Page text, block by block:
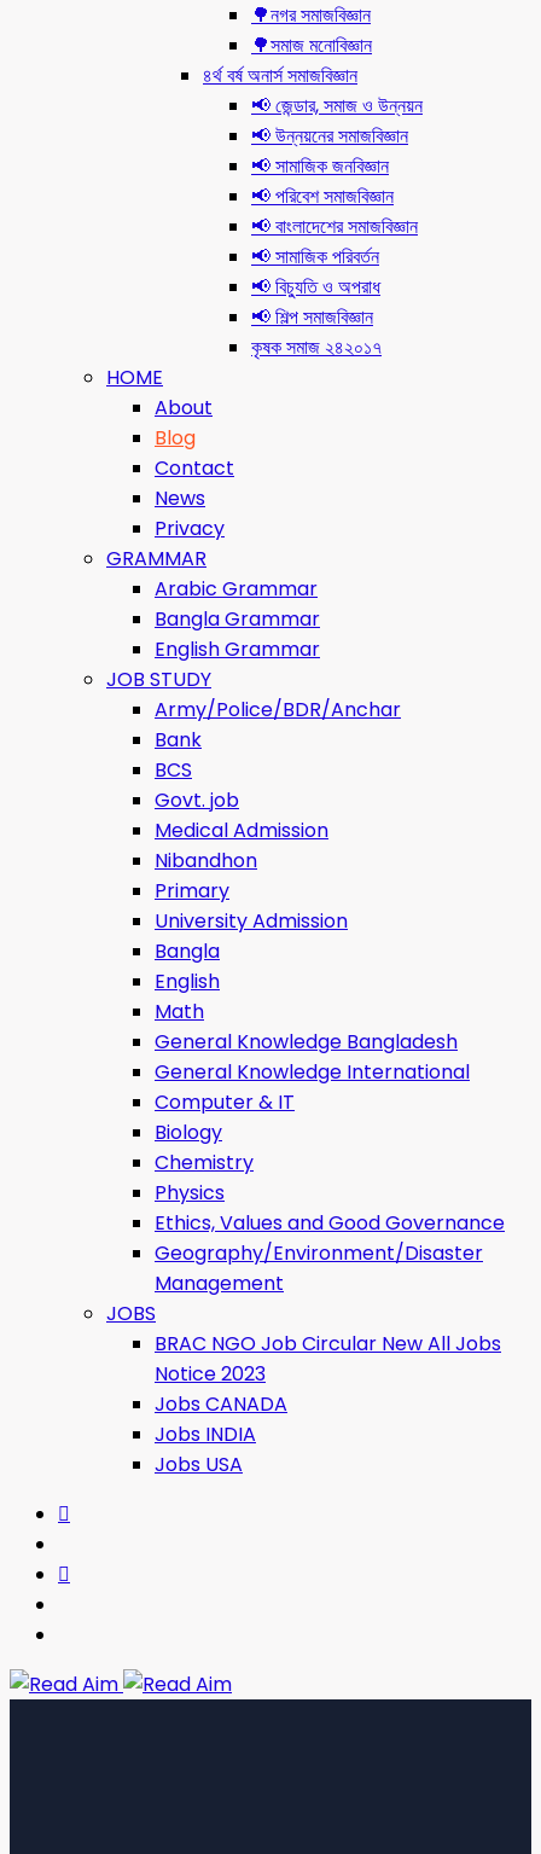
🌳নগর সমাজবিজ্ঞান
🌳সমাজ মনোবিজ্ঞান
৪র্থ বর্ষ অনার্স সমাজবিজ্ঞান
📢 জেন্ডার, সমাজ ও উন্নয়ন
📢 উন্নয়নের সমাজবিজ্ঞান
📢 সামাজিক জনবিজ্ঞান
📢 পরিবেশ সমাজবিজ্ঞান
📢 বাংলাদেশের সমাজবিজ্ঞান
📢 সামাজিক পরিবর্তন
📢 বিচ্যুতি ও অপরাধ
📢 শিল্প সমাজবিজ্ঞান
কৃষক সমাজ ২৪২০১৭
HOME
About
Blog
Contact
News
Privacy
GRAMMAR
Arabic Grammar
Bangla Grammar
English Grammar
JOB STUDY
Army/Police/BDR/Anchar
Bank
BCS
Govt. job
Medical Admission
Nibandhon
Primary
University Admission
Bangla
English
Math
General Knowledge Bangladesh
General Knowledge International
Computer & IT
Biology
Chemistry
Physics
Ethics, Values ​​and Good Governance
Geography/Environment/Disaster
Management
JOBS
BRAC NGO Job Circular New All Jobs
Notice 2023
Jobs CANADA
Jobs INDIA
Jobs USA
Read Aim